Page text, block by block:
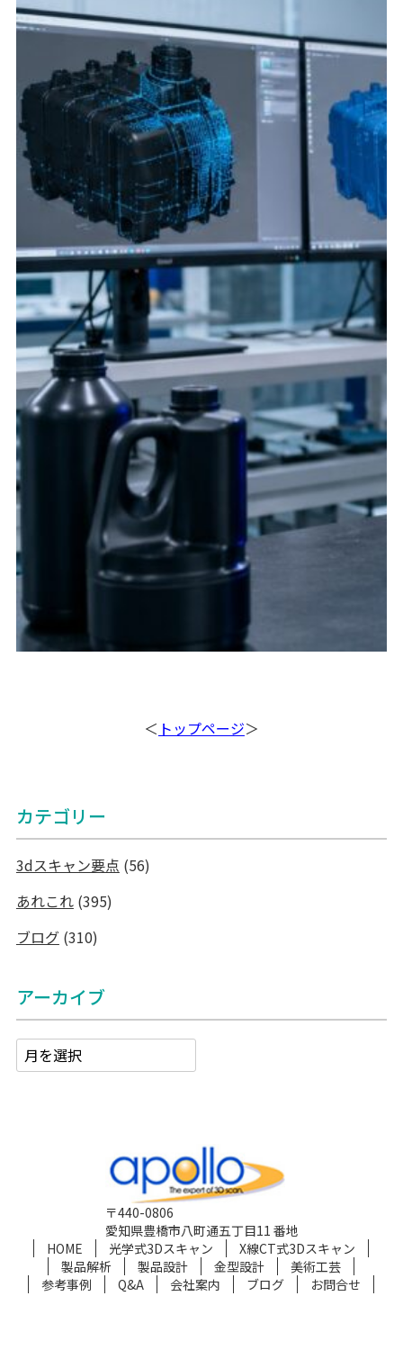
＜ トップページ＞
カテゴリー
3dスキャン要点 (56)
あれこれ(395)
ブログ(310)
アーカイブ
〒440-0806
愛知県豊橋市八町通五丁目11 番地
HOME
光学式3Dスキャン
X線CT式3Dスキャン
製品解析
製品設計 金型設計
美術工芸
参考事例
Q&A 会社案内 ブログ お問合せ